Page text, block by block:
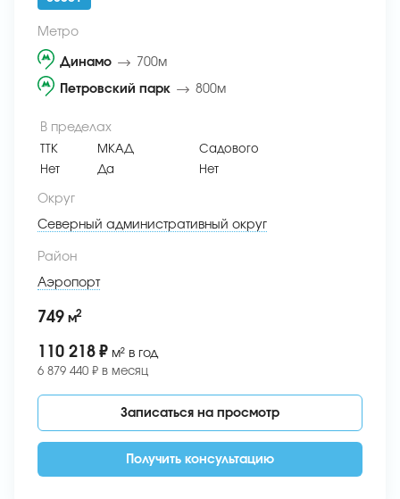
Метро
Динамо 700м
Петровский парк 800м
В пределах
ТТК МКАД
Садового
Нет
Да Нет
Округ
Северный административный округ
Район
Аэропорт
749 м2
110 218 ₽ м² в год
6 879 440 ₽ в месяц
Записаться на просмотр
Получить консультацию